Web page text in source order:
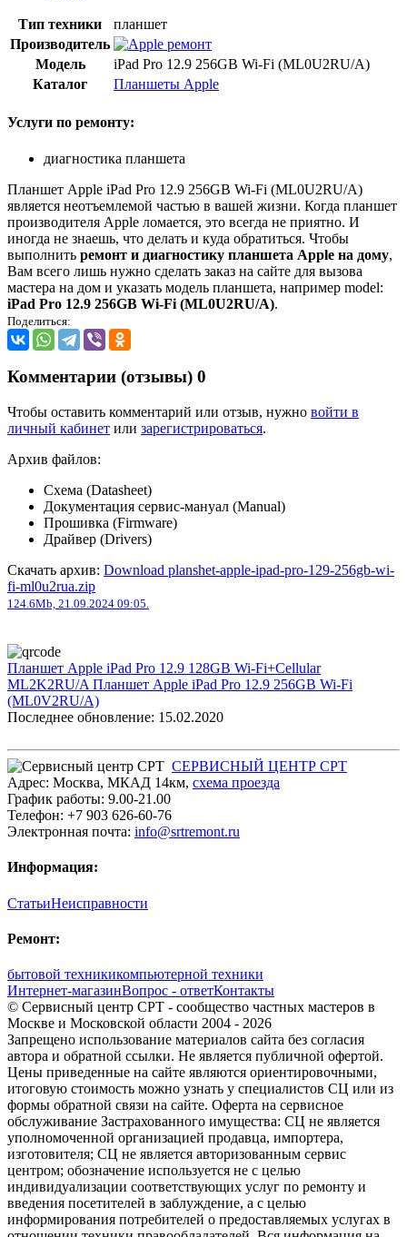
Тип техники
планшет
Производитель
Модель
iPad Pro 12.9 256GB Wi-Fi (ML0U2RU/A)
Каталог
Планшеты Apple
Услуги по ремонту:
диагностика планшета
Планшет Apple iPad Pro 12.9 256GB Wi-Fi (ML0U2RU/A)
является неотъемлемой частью в вашей жизни. Когда планшет
производителя Apple ломается, это всегда не приятно. И
иногда не знаешь, что делать и куда обратиться. Чтобы
выполнить ремонт и диагностику планшета Apple на дому,
Вам всего лишь нужно сделать заказ на сайте для вызова
мастера на дом и указать модель планшета, например model:
iPad Pro 12.9 256GB Wi-Fi (ML0U2RU/A).
Поделиться:
Комментарии (отзывы) 0
Чтобы оставить комментарий или отзыв, нужно войти в
личный кабинет или зарегистрироваться.
Архив файлов:
Схема (Datasheet)
Документация сервис-мануал (Manual)
Прошивка (Firmware)
Драйвер (Drivers)
Скачать архив: Download planshet-apple-ipad-pro-129-256gb-wi-
fi-ml0u2rua.zip
124.6Mb, 21.09.2024 09:05.
Планшет Apple iPad Pro 12.9 128GB Wi-Fi+Cellular
ML2K2RU/A Планшет Apple iPad Pro 12.9 256GB Wi-Fi
(ML0V2RU/A)
Последнее обновление: 15.02.2020
СЕРВИСНЫЙ ЦЕНТР СРТ
Адрес: Москва, МКАД 14км, cхема проезда
График работы: 9.00-21.00
Телефон: +7 903 626-60-76
Электронная почта: info@srtremont.ru
Информация:
СтатьиНеисправности
Ремонт:
бытовой техникикомпьютерной техники
Интернет-магазинВопрос - ответКонтакты
© Сервисный центр СРТ - сообщество частных мастеров в
Москве и Московской области 2004 - 2026
Запрещено использование материалов сайта без согласия
автора и обратной ссылки. Не является публичной офертой.
Цены приведенные на сайте являются ориентировочными,
итоговую стоимость можно узнать у специалистов СЦ или из
формы обратной связи на сайте. Оферта на сервисное
обслуживание Застрахованного имущества: СЦ не является
уполномоченной организацией продавца, импортера,
изготовителя; СЦ не является авторизованным сервис
центром; обозначение используется не с целью
индивидуализации соответствующих услуг по ремонту и
введения посетителей в заблуждение, а с целью
информирования потребителей о предоставляемых услугах в